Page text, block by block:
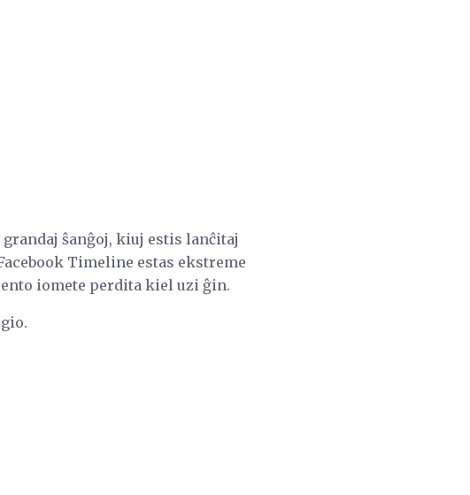
ŝanĝoj, kiuj estis lanĉitaj
Timeline estas ekstreme
iomete perdita kiel uzi ĝin.